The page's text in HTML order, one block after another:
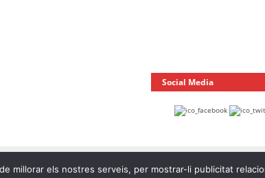
Social Media
els nostres serveis, per mostrar-li publicitat